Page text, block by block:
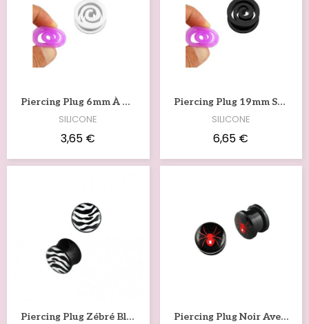
Voir Piercing Plug 6mm À 25mm Spirale Silicone Blanc PL072
SILICONE
3,65 €
Voir Piercing Plug 19mm Spirale Silicone Plusieurs PL071
SILICONE
6,65 €
Voir Piercing Plug Zébré Blanc Noir De 6mm À 14mm PL068 Voir Piercing Plug Noir Avec Une Araignée Rouge PL067